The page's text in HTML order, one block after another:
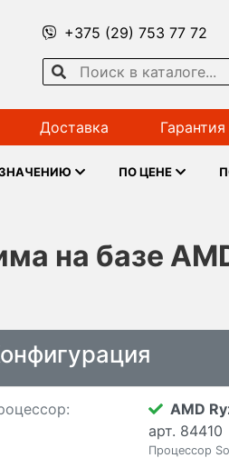
+375 (29) 753 77 72
Доставка Гарантия
ПО ЦЕНЕ
на базе
AMD
арт. 84410
Процессор